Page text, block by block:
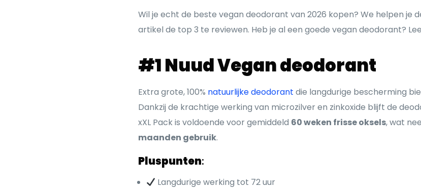
Wil je echt de beste vegan deodorant van 2026 kopen? We helpen je
artikel de top 3 te reviewen. Heb je al een goede vegan deodorant?
#1 Nuud Vegan deodorant
Extra grote, 100% natuurlijke deodorant die langdurige bescherming
Dankzij de krachtige werking van microzilver en zinkoxide blijft de
xXL Pack is voldoende voor gemiddeld 60 weken frisse oksels, wat
maanden gebruik.
Pluspunten:
Langdurige werking tot 72 uur